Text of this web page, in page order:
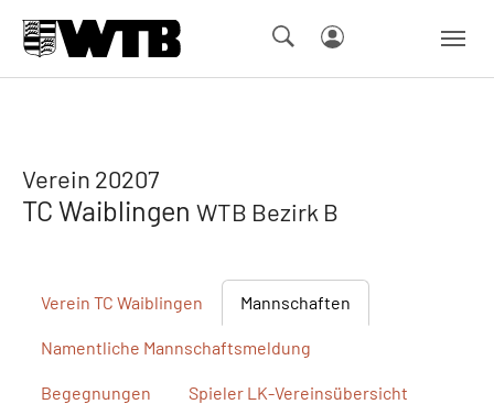
Verein 20207
TC Waiblingen WTB Bezirk B
Verein TC Waiblingen Mannschaften
Namentliche Mannschaftsmeldung
Begegnungen Spieler LK-Vereinsübersicht